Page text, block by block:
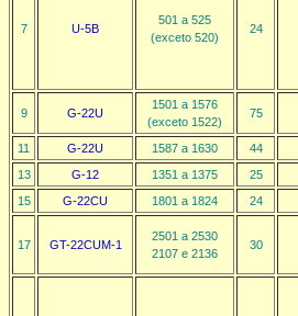
7 U-5B
501 a 525
(exceto 520)
24
9 G-22U
1501 a 1576
(exceto 1522)
75
11 G-22U 1587 a 1630
44
13
G-12 1351 a 1375
25
15
G-22CU 1801 a 1824 24
17 GT-22CUM-1
2501 a 2530
2107 e 2136
30